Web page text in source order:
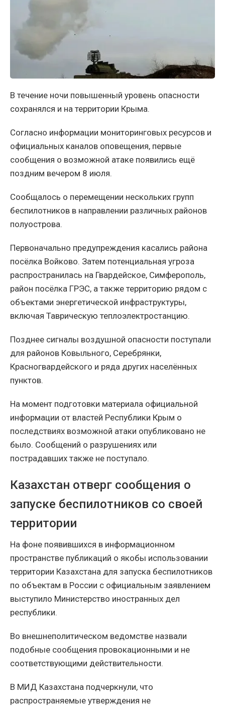
В течение ночи повышенный уровень опасности
сохранялся и на территории Крыма.
Согласно информации мониторинговых ресурсов и
официальных каналов оповещения, первые
сообщения о возможной атаке появились ещё
поздним вечером 8 июля.
Сообщалось о перемещении нескольких групп
беспилотников в направлении различных районов
полуострова.
Первоначально предупреждения касались района
посёлка Войково. Затем потенциальная угроза
распространилась на Гвардейское, Симферополь,
район посёлка ГРЭС, а также территорию рядом с
объектами энергетической инфраструктуры,
включая Таврическую теплоэлектростанцию.
Позднее сигналы воздушной опасности поступали
для районов Ковыльного, Серебрянки,
Красногвардейского и ряда других населённых
пунктов.
На момент подготовки материала официальной
информации от властей Республики Крым о
последствиях возможной атаки опубликовано не
было. Сообщений о разрушениях или
пострадавших также не поступало.
Казахстан отверг сообщения о
запуске беспилотников со своей
территории
На фоне появившихся в информационном
пространстве публикаций о якобы использовании
территории Казахстана для запуска беспилотников
по объектам в России с официальным заявлением
выступило Министерство иностранных дел
республики.
Во внешнеполитическом ведомстве назвали
подобные сообщения провокационными и не
соответствующими действительности.
В МИД Казахстана подчеркнули, что
распространяемые утверждения не